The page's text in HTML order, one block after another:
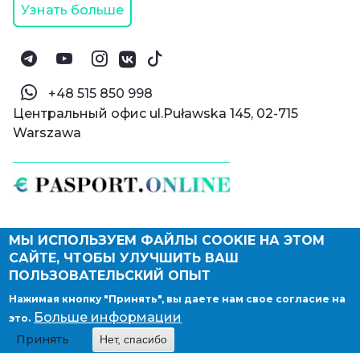
© Паспорт Онлайн 2019—2026
Политика конфиденциальности
Оферта и конфиденциальность:РФ
Правовые документы
Депонирование логотипа компании
Узнать больше
‪+48 515 850 998‬
Центральный офис ul.Puławska 145, 02-715
Warszawa
МЫ ИСПОЛЬЗУЕМ ФАЙЛЫ COOKIE НА ЭТОМ
САЙТЕ, ЧТОБЫ УЛУЧШИТЬ ВАШ
ПОЛЬЗОВАТЕЛЬСКИЙ ОПЫТ
Нажимая кнопку "Принять", вы даете нам свое согласие на
это. Больше информации
Принять Нет, спасибо